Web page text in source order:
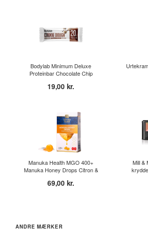
Bodylab Minimum Deluxe
Proteinbar Chocolate Chip
19,00 kr.
Manuka Health MGO 400+
Manuka Honey Drops Citron &
69,00 kr.
Mill &
ANDRE MÆRKER